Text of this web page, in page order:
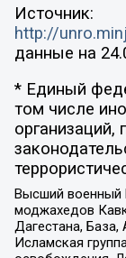
Источник:
http://
данные на
* Единый
том числе
организаций,
Высший военный
моджахедов
Дагестана,
Исламская